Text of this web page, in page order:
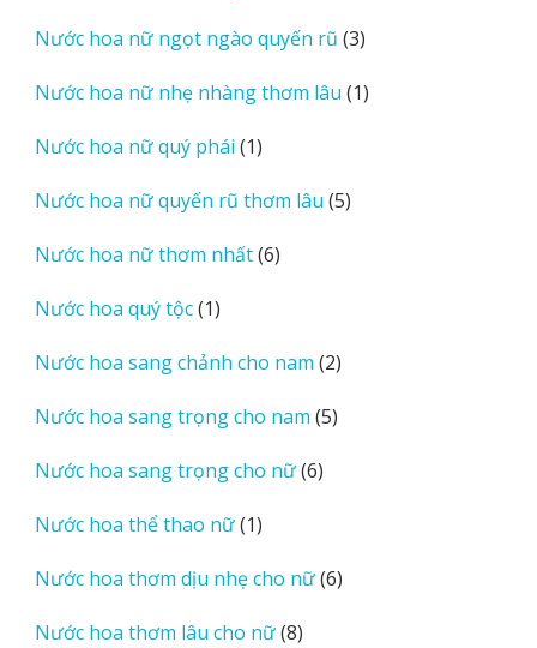
phẩm
Nước hoa nữ ngọt ngào quyến rũ 33
phẩm
Nước hoa nữ nhẹ nhàng thơm lâu 11
Nước hoa nữ quý phái 11
phẩm
Nước hoa nữ quyến rũ thơm lâu 55
Nước hoa nữ thơm nhất 66
Nước hoa quý tộc 11
phẩm
Nước hoa sang chảnh cho nam 22
phẩm
Nước hoa sang trọng cho nam 55
Nước hoa sang trọng cho nữ 66
Nước hoa thể thao nữ 11
phẩm
Nước hoa thơm dịu nhẹ cho nữ 66
Nước hoa thơm lâu cho nữ 88